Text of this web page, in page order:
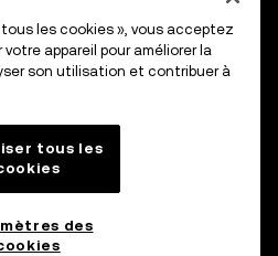
les cookies », vous acceptez
appareil pour améliorer la
son utilisation et contribuer à
tous les
des